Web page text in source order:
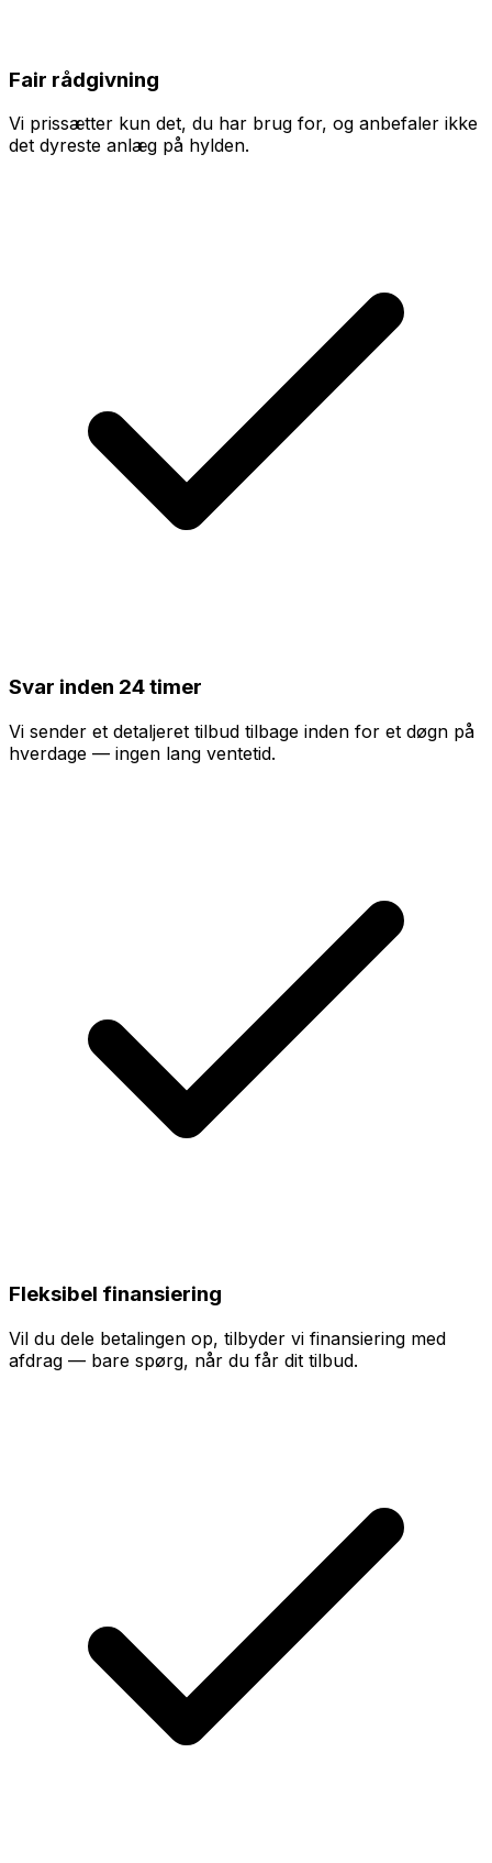
Fair rådgivning
Vi prissætter kun det, du har brug for, og anbefaler ikke
det dyreste anlæg på hylden.
Svar inden 24 timer
Vi sender et detaljeret tilbud tilbage inden for et døgn på
hverdage — ingen lang ventetid.
Fleksibel finansiering
Vil du dele betalingen op, tilbyder vi finansiering med
afdrag — bare spørg, når du får dit tilbud.